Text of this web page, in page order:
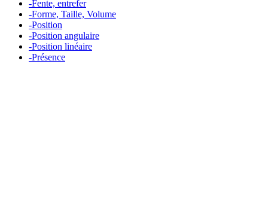
-Fente, entrefer
-Forme, Taille, Volume
-Position
-Position angulaire
-Position linéaire
-Présence